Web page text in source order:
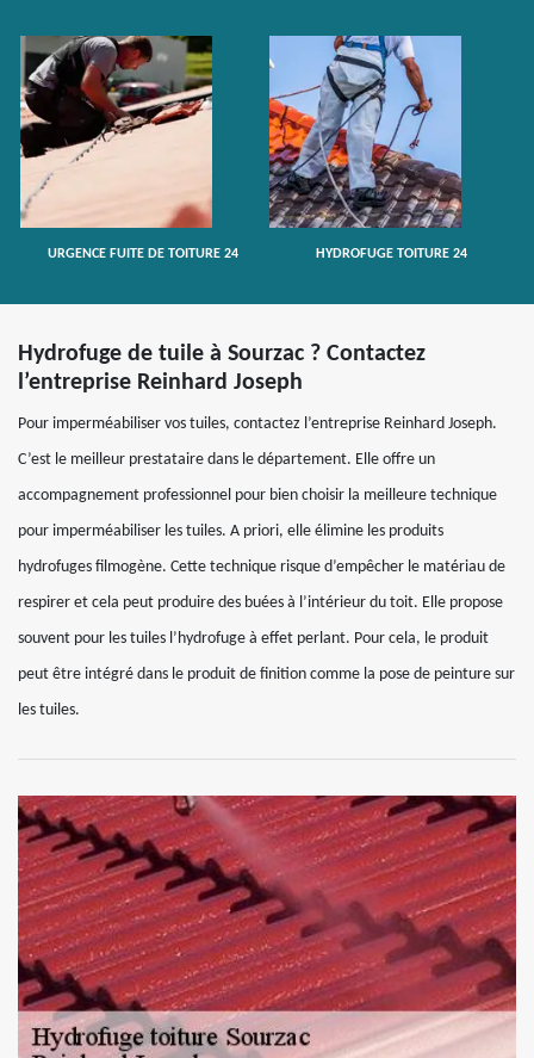
URGENCE FUITE DE TOITURE 24 HYDROFUGE TOITURE 24
Hydrofuge de tuile à Sourzac ? Contactez
l’entreprise Reinhard Joseph
Pour imperméabiliser vos tuiles, contactez l’entreprise Reinhard Joseph.
C’est le meilleur prestataire dans le département. Elle offre un
accompagnement professionnel pour bien choisir la meilleure technique
pour imperméabiliser les tuiles. A priori, elle élimine les produits
hydrofuges filmogène. Cette technique risque d’empêcher le matériau de
respirer et cela peut produire des buées à l’intérieur du toit. Elle propose
souvent pour les tuiles l’hydrofuge à effet perlant. Pour cela, le produit
peut être intégré dans le produit de finition comme la pose de peinture sur
les tuiles.